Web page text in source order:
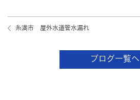
糸満市 屋外水道管水漏れ
ブログ一覧へ